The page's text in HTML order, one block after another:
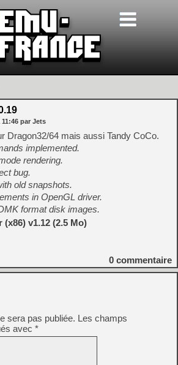
11:46 par Jets
Dragon32/64 mais aussi Tandy CoCo.
implemented.
rendering.
bug.
old snapshots.
in OpenGL driver.
format disk images.
v1.12 (2.5 Mo)
0 commentaire
sera pas publiée. Les champs
avec *